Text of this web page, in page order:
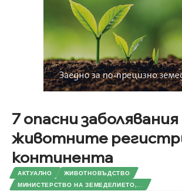
7 опасни
животните
континента
АКТУАЛНО
ЖИВОТНОВЪДСТВО
МИНИСТЕРСТВО НА ЗЕМЕДЕЛИЕТО,...